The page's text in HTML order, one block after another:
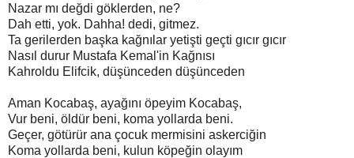
Nazar mı değdi göklerden, ne?
Dah etti, yok. Dahha! dedi, gitmez.
Ta gerilerden başka kağnılar yetişti geçti gıcır gıcır
Nasıl durur Mustafa Kemal'in Kağnısı
Kahroldu Elifcik, düşünceden düşünceden
Aman Kocabaş, ayağını öpeyim Kocabaş,
Vur beni, öldür beni, koma yollarda beni.
Geçer, götürür ana çocuk mermisini askerciğin
Koma yollarda beni, kulun köpeğin olayım